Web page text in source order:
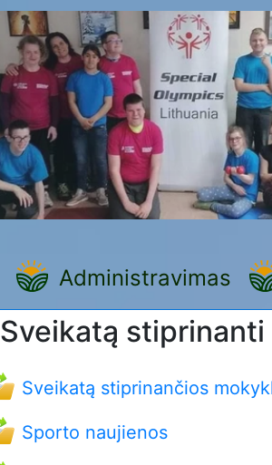
Administravimas
Sveikatą stiprinanti
Sveikatą stiprinančios
Sporto naujienos